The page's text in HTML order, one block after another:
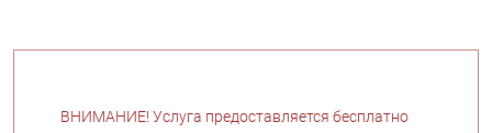
ВНИМАНИЕ! Услуга предоставляется бесплатно